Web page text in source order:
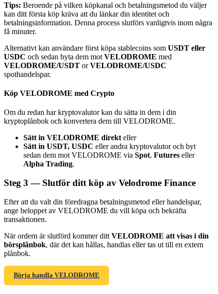
Bitrue Affiliates
Upp till 65% provision!
Hänvisning
Deposit CASHCAT & Win
Tips: Beroende på vilken köpkanal och betalningsmetod du väljer
kan ditt första köp kräva att du länkar din identitet och
betalningsinformation. Denna process slutförs vanligtvis inom några
få minuter.
Alternativt kan användare först köpa stablecoins som USDT eller
USDC och sedan byta dem mot VELODROME med
VELODROME/USDT orVELODROME/USDC
spothandelspar.
Köp VELODROME med Crypto
Om du redan har kryptovalutor kan du sätta in dem i din
kryptoplånbok och konvertera dem till VELODROME.
Sätt in VELODROME direkteller
Sätt in USDT, USDC eller andra kryptovalutor och byt
sedan dem mot VELODROME via Spot, Futures eller
Alpha Trading.
Steg 3 — Slutför ditt köp av Velodrome Finance
Efter att du valt din föredragna betalningsmetod eller handelspar,
ange beloppet av VELODROME du vill köpa och bekräfta
transaktionen.
När ordern är slutförd kommer ditt VELODROME att visas i din
börsplånbok, där det kan hållas, handlas eller tas ut till en extern
plånbok.
Börja handla VELODROME